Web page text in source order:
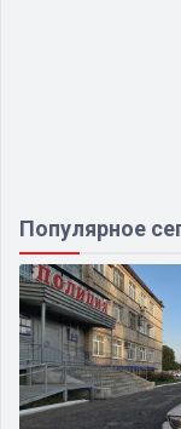
Популярное